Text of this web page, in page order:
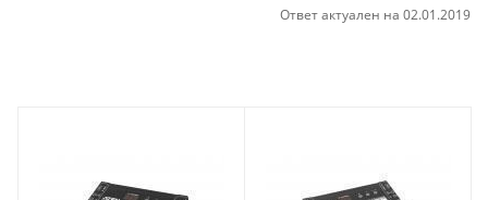
Ответ актуален на 02.01.2019